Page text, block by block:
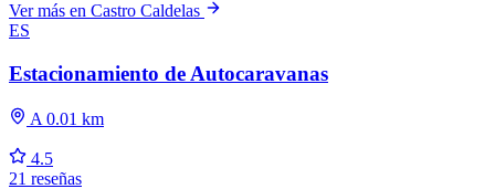
Ver más en Castro Caldelas
ES
Estacionamiento de Autocaravanas
A 0.01 km
4.5
21 reseñas